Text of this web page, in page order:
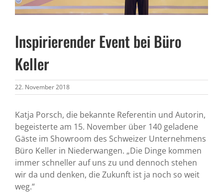
Kontakt
Inspirierender Event bei Büro
Keller
22. November 2018
Katja Porsch, die bekannte Referentin und Autorin,
begeisterte am 15. November über 140 geladene
Gäste im Showroom des Schweizer Unternehmens
Büro Keller in Niederwangen. „Die Dinge kommen
immer schneller auf uns zu und dennoch stehen
wir da und denken, die Zukunft ist ja noch so weit
weg.“